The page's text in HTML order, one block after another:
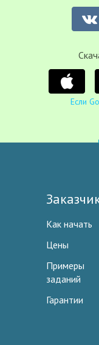
Если
Как начать
Цены
Примеры
заданий
Гарантии